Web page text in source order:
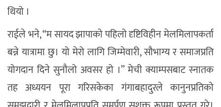
थियो ।
राईले भने, “म सायद झापाको पहिलो दृष्टिविहीन मेलमिलापकर्ता
बन्ने यात्रामा छु। यो मेरो लागि जिम्मेवारी, सौभाग्य र समाजप्रति
योगदान दिने सुनौलो अवसर हो ।” मेची क्याम्पसबाट स्नातक
तह अध्ययन पूरा गरिसकेका गंगाबहादुरले कानुनप्रतिको